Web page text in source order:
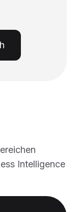
Intelligence